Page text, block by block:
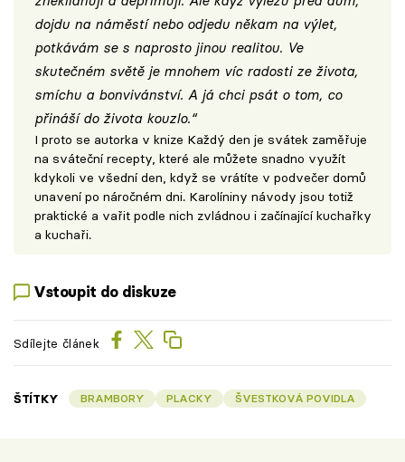
dojdu na náměstí nebo odjedu někam na výlet,
potkávám se s naprosto jinou realitou. Ve
skutečném světě je mnohem víc radosti ze života,
smíchu a bonvivánství. A já chci psát o tom, co
přináší do života kouzlo.“
I proto se autorka v knize Každý den je svátek zaměřuje
na sváteční recepty, které ale můžete snadno využít
kdykoli ve všední den, když se vrátíte v podvečer domů
unavení po náročném dni. Karolíniny návody jsou totiž
praktické a vařit podle nich zvládnou i začínající kuchařky
a kuchaři.
Vstoupit do diskuze
Sdílejte článek
ŠTÍTKY BRAMBORY PLACKY ŠVESTKOVÁ POVIDLA